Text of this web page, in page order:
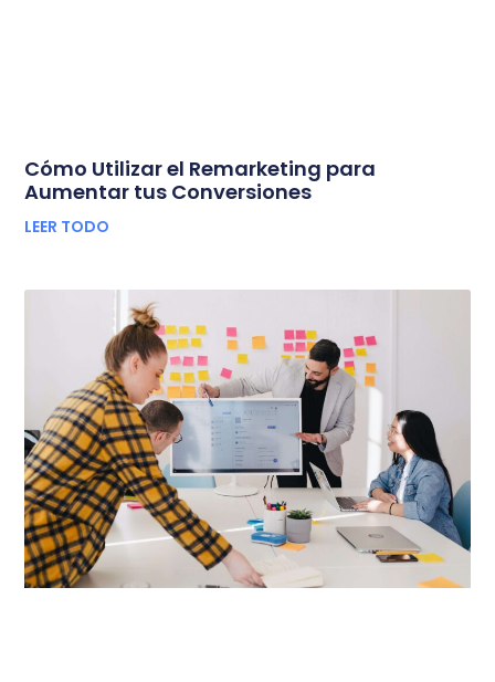
Cómo Utilizar el Remarketing para
Aumentar tus Conversiones
LEER TODO